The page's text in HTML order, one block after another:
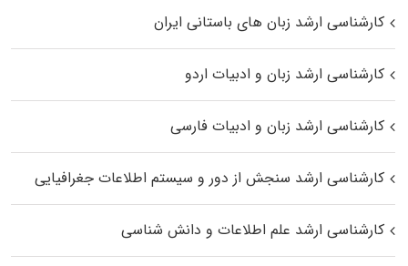
کارشناسی ارشد زبان‌ های باستانی ایران
کارشناسی ارشد زبان و ادبیات اردو
کارشناسی ارشد زبان و ادبیات فارسی
کارشناسی ارشد سنجش از دور و سیستم اطلاعات جغرافیایی
کارشناسی ارشد علم اطلاعات و دانش شناسی